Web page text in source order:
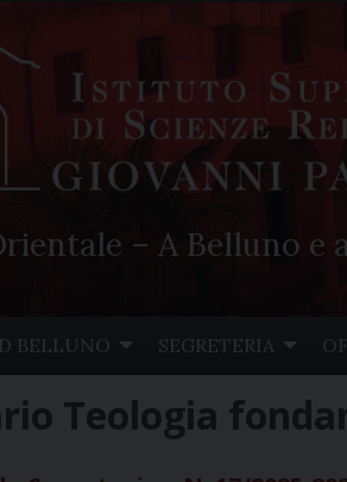
– A Belluno e
BELLUNO SEGRETERIA
Teologia